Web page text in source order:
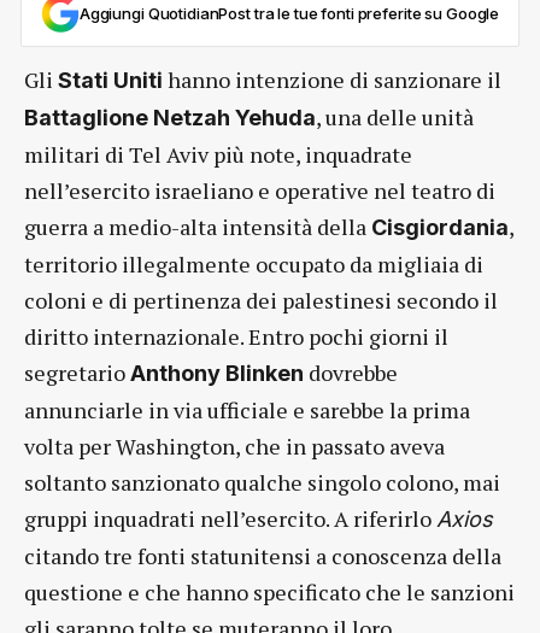
Aggiungi QuotidianPost tra le tue fonti preferite su Google
Gli Stati Uniti hanno intenzione di sanzionare il
Battaglione Netzah Yehuda, una delle unità
militari di Tel Aviv più note, inquadrate
nell’esercito israeliano e operative nel teatro di
guerra a medio-alta intensità della Cisgiordania,
territorio illegalmente occupato da migliaia di
coloni e di pertinenza dei palestinesi secondo il
diritto internazionale. Entro pochi giorni il
segretarioAnthony Blinken dovrebbe
annunciarle in via ufficiale e sarebbe la prima
volta per Washington, che in passato aveva
soltanto sanzionato qualche singolo colono, mai
gruppi inquadrati nell’esercito. A riferirlo Axios
citando tre fonti statunitensi a conoscenza della
questione e che hanno specificato che le sanzioni